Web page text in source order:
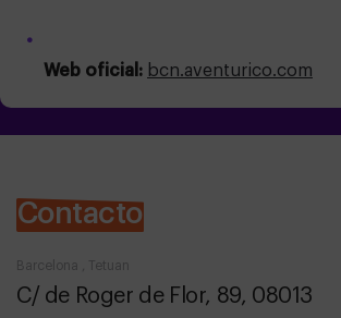
Web oficial: bcn.aventurico.com
Contacto
Barcelona , Tetuan
C/ de Roger de Flor, 89, 08013